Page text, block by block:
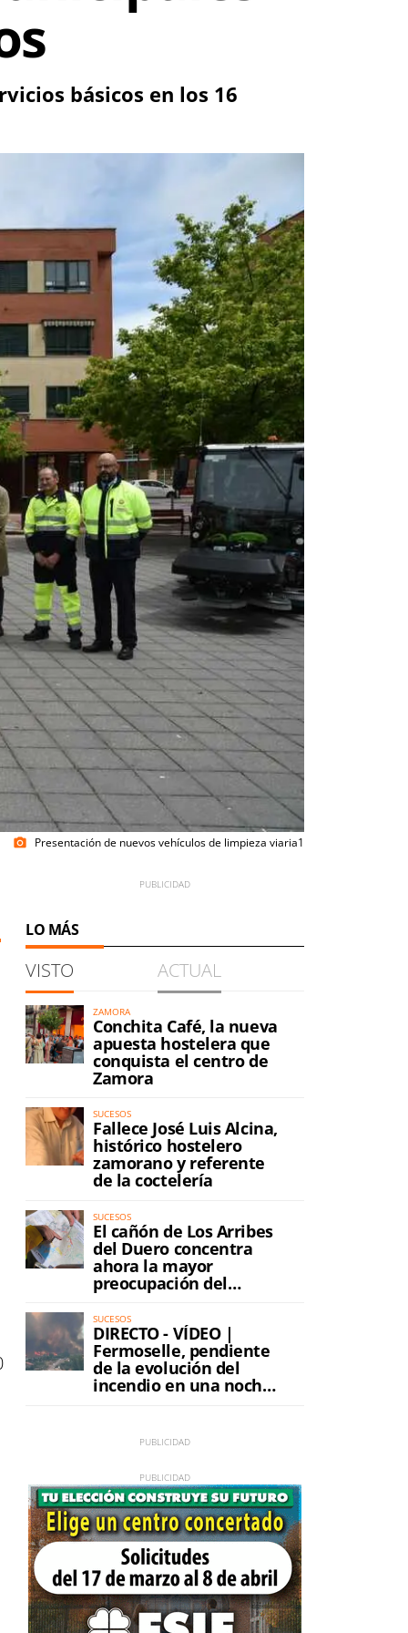
básicos en los 16
photo_camera Presentación de nuevos vehículos de limpieza viaria1
LO MÁS
VISTO ACTUAL
ZAMORA
Conchita Café, la nueva
apuesta hostelera que
conquista el centro de
Zamora
SUCESOS
Fallece José Luis Alcina,
histórico hostelero
zamorano y referente
de la coctelería
SUCESOS
El cañón de Los Arribes
del Duero concentra
ahora la mayor
preocupación del
incendio
SUCESOS
DIRECTO - VÍDEO |
Fermoselle, pendiente
de la evolución del
incendio en una noche